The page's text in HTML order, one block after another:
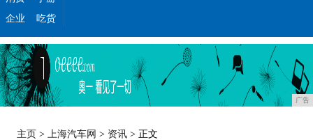
企业
吃货
广告
主页 >上海汽车网 > 资讯 > 正文